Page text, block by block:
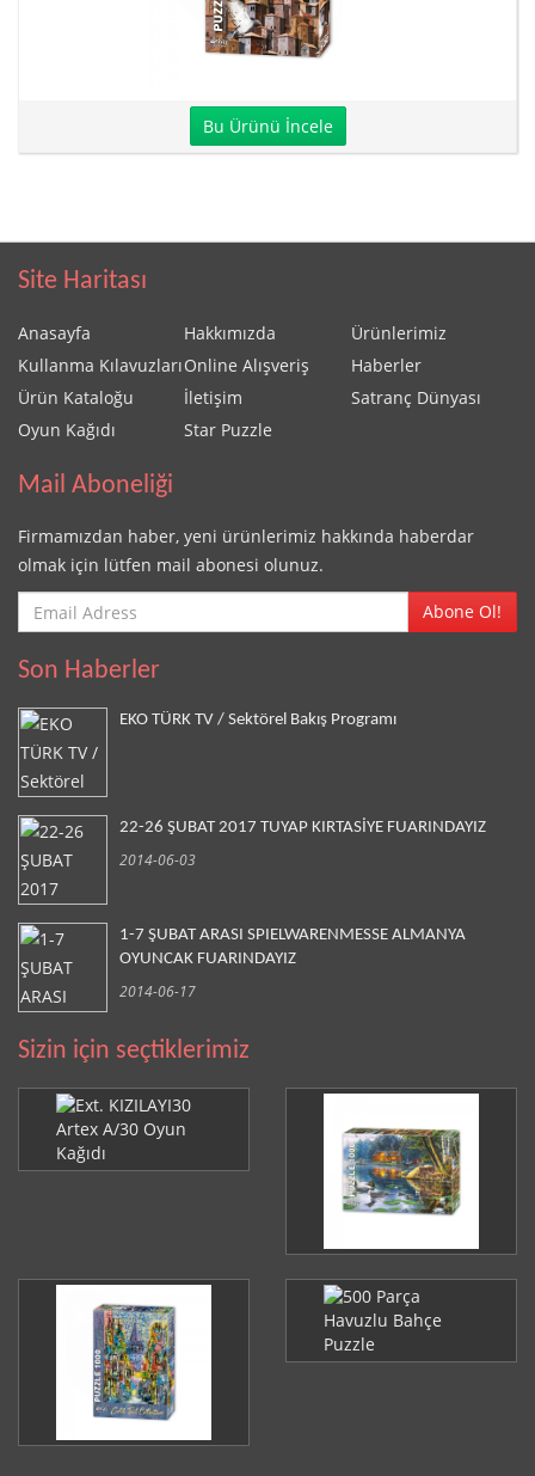
Bu Ürünü İncele
Site Haritası
Anasayfa Hakkımızda
Ürünlerimiz
Kullanma KılavuzlarıOnline Alışveriş
Haberler
Ürün Kataloğu
İletişim
Satranç Dünyası
Oyun Kağıdı
Star Puzzle
Mail Aboneliği
Firmamızdan haber, yeni ürünlerimiz hakkında haberdar
olmak için lütfen mail abonesi olunuz.
Abone Ol!
Son Haberler
EKO TÜRK TV / Sektörel Bakış Programı
22-26 ŞUBAT 2017 TUYAP KIRTASİYE FUARINDAYIZ
2014-06-03
1-7 ŞUBAT ARASI SPIELWARENMESSE ALMANYA
OYUNCAK FUARINDAYIZ
2014-06-17
Sizin için seçtiklerimiz